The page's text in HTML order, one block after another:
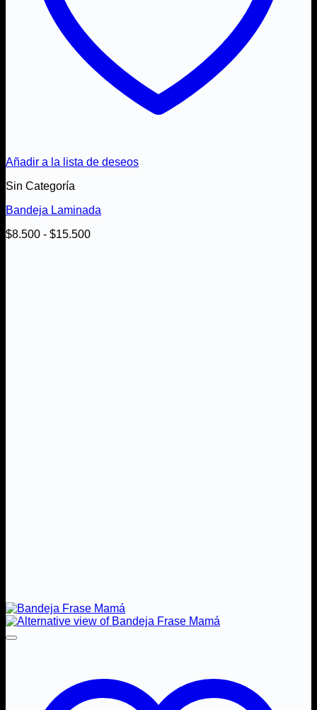
Añadir a la lista de deseos
Sin Categoría
Bandeja Laminada
$8.500 - $15.500Rango